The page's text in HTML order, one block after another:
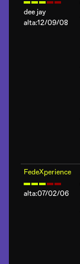
dee jay
alta:12/09/08
FedeXperience
alta:07/02/06